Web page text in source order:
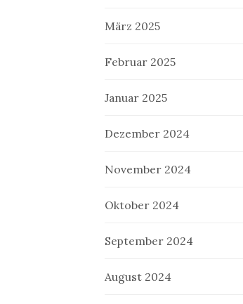
März 2025
Februar 2025
Januar 2025
Dezember 2024
November 2024
Oktober 2024
September 2024
August 2024